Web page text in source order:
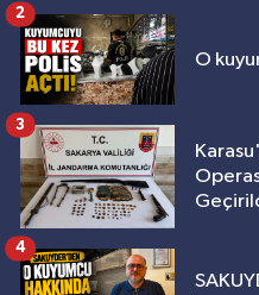
O
2
3
4